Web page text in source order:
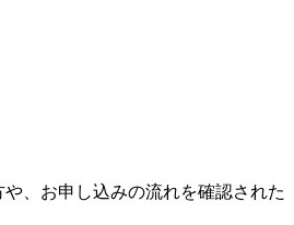
、お申し込みの流れを確認された